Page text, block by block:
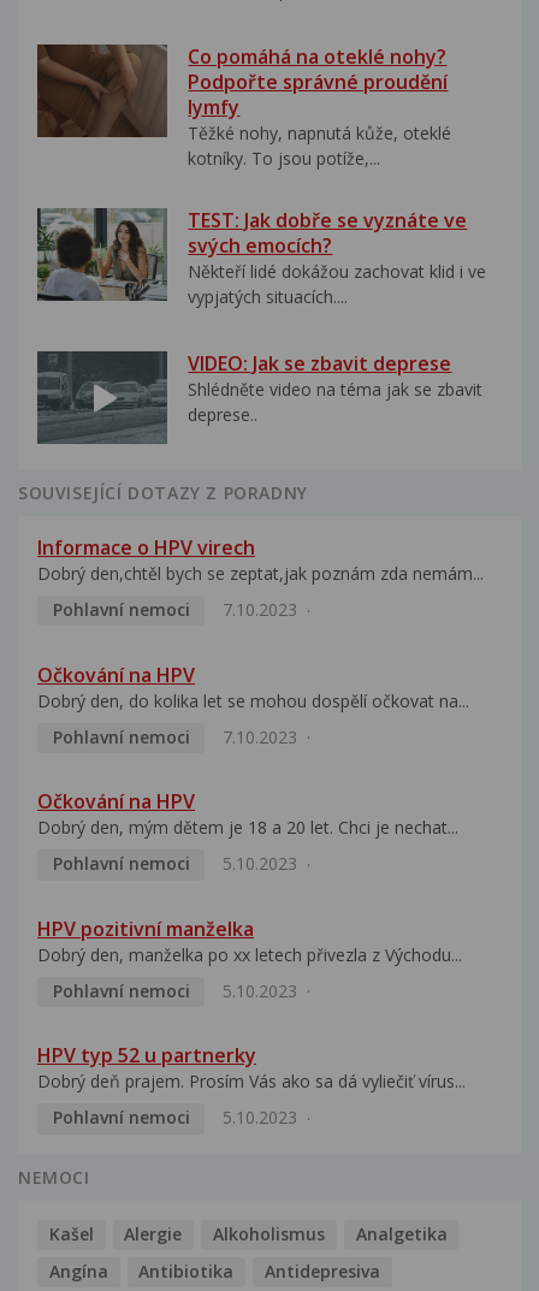
Co pomáhá na oteklé nohy?
Podpořte správné proudění
lymfy
Těžké nohy, napnutá kůže, oteklé
kotníky. To jsou potíže,...
TEST: Jak dobře se vyznáte ve
svých emocích?
Někteří lidé dokážou zachovat klid i ve
vypjatých situacích....
VIDEO: Jak se zbavit deprese
Shlédněte video na téma jak se zbavit
deprese..
SOUVISEJÍCÍ DOTAZY Z PORADNY
Informace o HPV virech
Dobrý den,chtěl bych se zeptat,jak poznám zda nemám...
Pohlavní nemoci
7.10.2023
Očkování na HPV
Dobrý den, do kolika let se mohou dospělí očkovat na...
Pohlavní nemoci
7.10.2023
Očkování na HPV
Dobrý den, mým dětem je 18 a 20 let. Chci je nechat...
Pohlavní nemoci
5.10.2023
HPV pozitivní manželka
Dobrý den, manželka po xx letech přivezla z Východu...
Pohlavní nemoci
5.10.2023
HPV typ 52 u partnerky
Dobrý deň prajem. Prosím Vás ako sa dá vyliečiť vírus...
Pohlavní nemoci
5.10.2023
NEMOCI
Kašel Alergie Alkoholismus
Analgetika
Angína
Antibiotika
Antidepresiva